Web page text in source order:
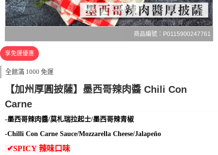
商品編號：P0115900247761
享免運優惠
全館滿 1000 免運
【加州厚圓披薩】墨西哥辣肉醬 Chili Con
Carne
-墨西哥辣肉醬/莫札瑞拉起士/墨西哥辣青椒
-Chilli Con Carne Sauce/Mozzarella Cheese/Jalapeño
✔SPICY 辣味口味